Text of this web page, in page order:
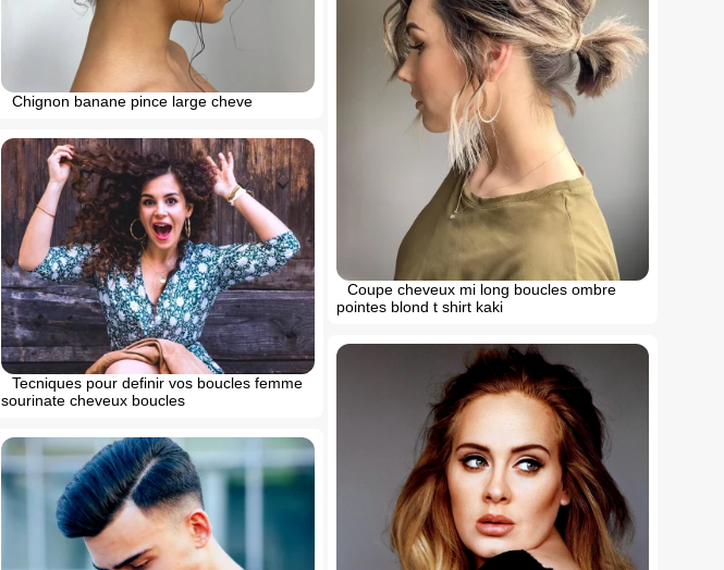
Chignon banane pince large cheve
Coupe cheveux mi long boucles ombre
pointes blond t shirt kaki
Tecniques pour definir vos boucles femme
sourinate cheveux boucles